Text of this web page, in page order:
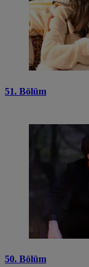
51. Bölüm
50. Bölüm